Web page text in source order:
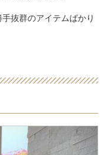
抜群のアイテムばかり